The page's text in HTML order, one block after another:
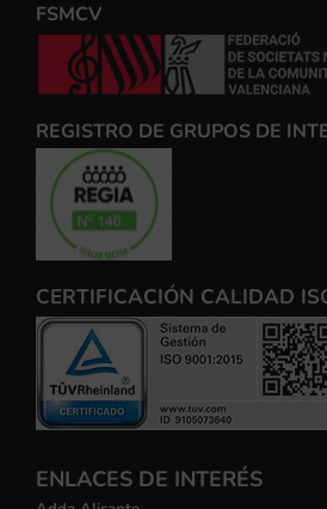
FSMCV
REGISTRO DE GRUPOS DE
CERTIFICACIÓN CALIDAD
ENLACES DE INTERÉS